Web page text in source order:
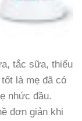
tắc sữa, thiếu
là mẹ đã có
nhức đầu.
đơn giản khi